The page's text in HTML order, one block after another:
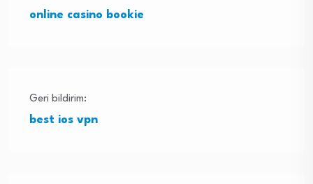
online casino bookie
Geri bildirim:
best ios vpn